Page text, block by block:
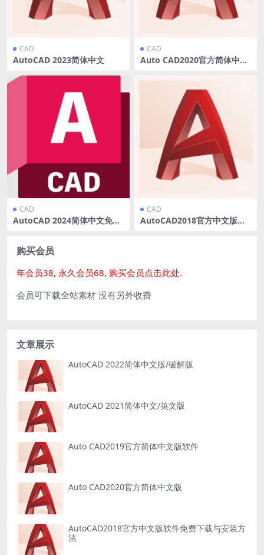
CAD
AutoCAD 2023简体中文
CAD
Auto CAD2020官方简体中文
CAD
AutoCAD 2024简体中文免费
CAD
AutoCAD2018官方中文版软
购买会员
年会员38, 永久会员68, 购买会员点击此处.
会员可下载全站素材 没有另外收费
文章展示
AutoCAD 2022简体中文版/破解版
AutoCAD 2021简体中文/英文版
Auto CAD2019官方简体中文版软件
Auto CAD2020官方简体中文版
AutoCAD2018官方中文版软件免费下载与安装方
法